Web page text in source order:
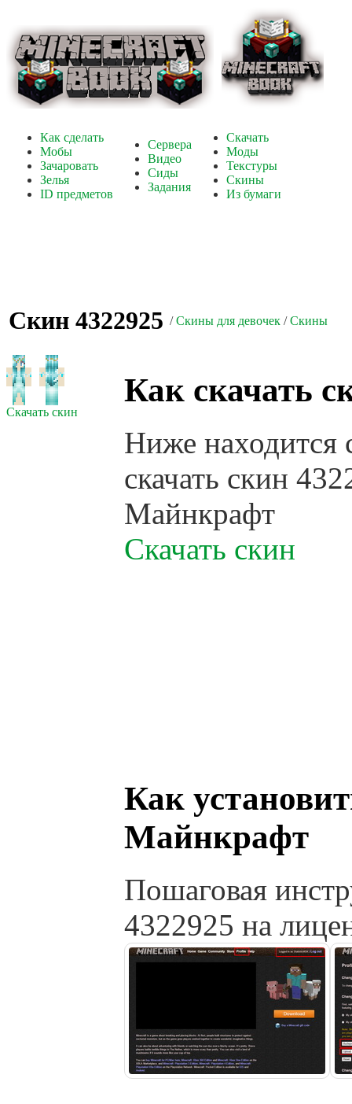
Как сделать
Мобы
Зачаровать
Зелья
ID предметов
Сервера
Видео
Сиды
Задания
Скачать
Моды
Текстуры
Скины
Из бумаги
Скин 4322925 /Скины для девочек /Скины
Скачать скин
Как скачать
Ниже находится
скачать скин
Майнкрафт
Скачать скин
Как
Майнкрафт
Пошаговая
4322925 на